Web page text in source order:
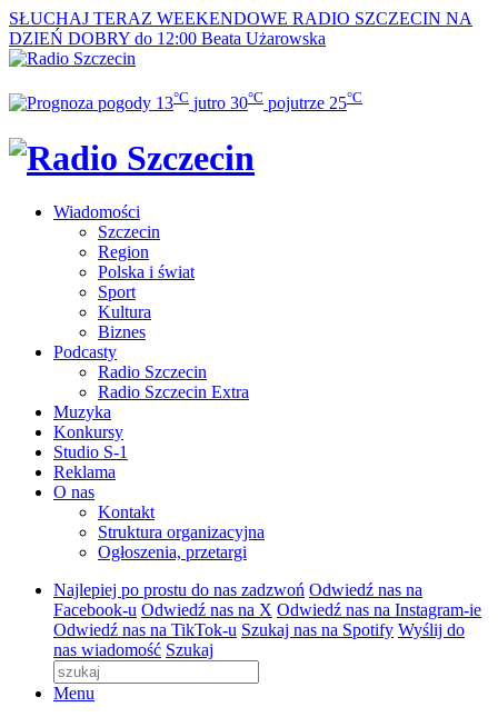
SŁUCHAJ TERAZ WEEKENDOWE RADIO SZCZECIN NA
DZIEŃ DOBRY do 12:00 Beata Użarowska
13°C jutro 30°C pojutrze 25°C
Wiadomości
Szczecin
Region
Polska i świat
Sport
Kultura
Biznes
Podcasty
Radio Szczecin
Radio Szczecin Extra
Muzyka
Konkursy
Studio S-1
Reklama
O nas
Kontakt
Struktura organizacyjna
Ogłoszenia, przetargi
Najlepiej po prostu do nas zadzwoń Odwiedź nas na
Facebook-u Odwiedź nas na X Odwiedź nas na Instagram-ie
Odwiedź nas na TikTok-u Szukaj nas na Spotify Wyślij do
nas wiadomość Szukaj
Menu